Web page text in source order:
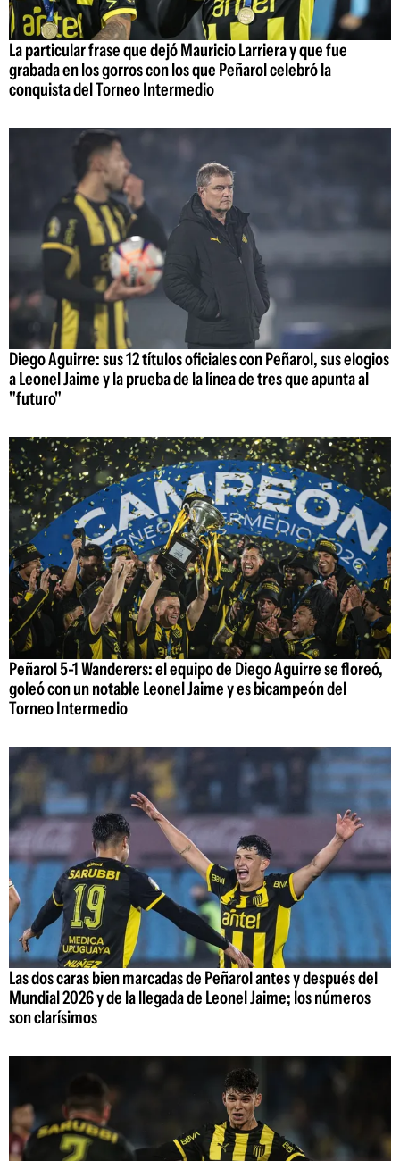
La particular frase que dejó Mauricio Larriera y que fue
grabada en los gorros con los que Peñarol celebró la
conquista del Torneo Intermedio
Diego Aguirre: sus 12 títulos oficiales con Peñarol, sus elogios
a Leonel Jaime y la prueba de la línea de tres que apunta al
"futuro"
Peñarol 5-1 Wanderers: el equipo de Diego Aguirre se floreó,
goleó con un notable Leonel Jaime y es bicampeón del
Torneo Intermedio
Las dos caras bien marcadas de Peñarol antes y después del
Mundial 2026 y de la llegada de Leonel Jaime; los números
son clarísimos